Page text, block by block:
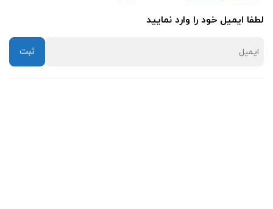
لطفا ایمیل خود را وارد نمایید